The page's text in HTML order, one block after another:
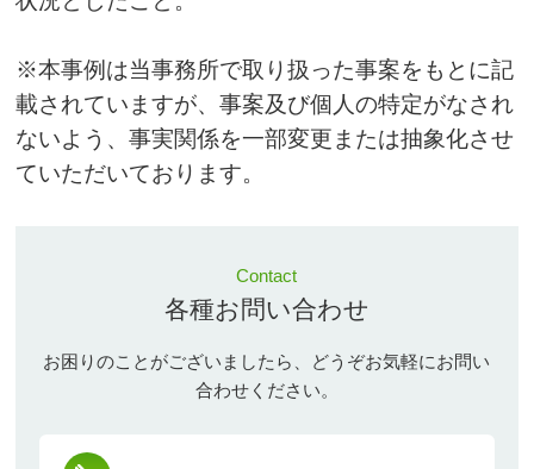
※本事例は当事務所で取り扱った事案をもとに記
載されていますが、事案及び個人の特定がなされ
ないよう、事実関係を一部変更または抽象化させ
ていただいております。
Contact
各種お問い合わせ
お困りのことがございましたら、どうぞお気軽にお問い
合わせください。